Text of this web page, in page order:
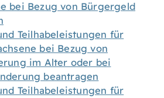
bei Bezug von Bürgergeld
Teilhabeleistungen für
bei Bezug von
im Alter oder bei
beantragen
Teilhabeleistungen für